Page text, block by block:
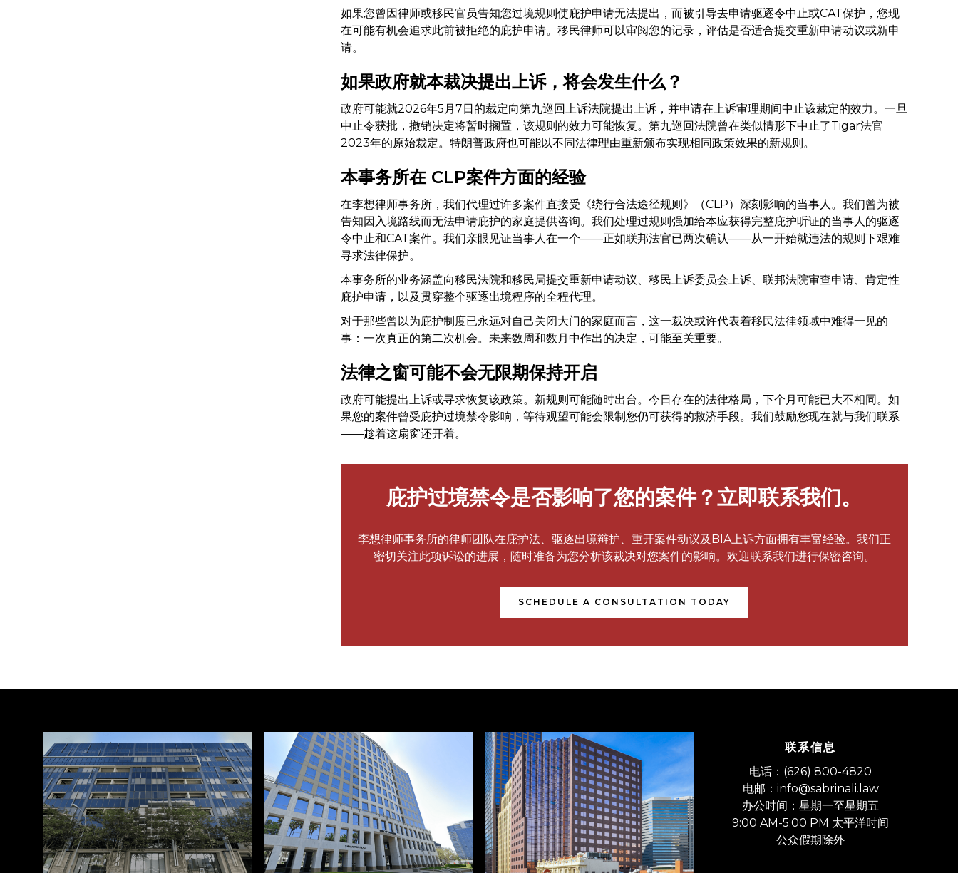
如果您曾因律师或移民官员告知您过境规则使庇护申请无法提出，而被引导去申请驱逐令中止或CAT保护，您现
在可能有机会追求此前被拒绝的庇护申请。移民律师可以审阅您的记录，评估是否适合提交重新申请动议或新申
请。
如果政府就本裁决提出上诉，将会发生什么？
政府可能就2026年5月7日的裁定向第九巡回上诉法院提出上诉，并申请在上诉审理期间中止该裁定的效力。一旦
中止令获批，撤销决定将暂时搁置，该规则的效力可能恢复。第九巡回法院曾在类似情形下中止了Tigar法官
2023年的原始裁定。特朗普政府也可能以不同法律理由重新颁布实现相同政策效果的新规则。
本事务所在 CLP案件方面的经验
在李想律师事务所，我们代理过许多案件直接受《绕行合法途径规则》（CLP）深刻影响的当事人。我们曾为被
告知因入境路线而无法申请庇护的家庭提供咨询。我们处理过规则强加给本应获得完整庇护听证的当事人的驱逐
令中止和CAT案件。我们亲眼见证当事人在一个——正如联邦法官已两次确认——从一开始就违法的规则下艰难
寻求法律保护。
本事务所的业务涵盖向移民法院和移民局提交重新申请动议、移民上诉委员会上诉、联邦法院审查申请、肯定性
庇护申请，以及贯穿整个驱逐出境程序的全程代理。
对于那些曾以为庇护制度已永远对自己关闭大门的家庭而言，这一裁决或许代表着移民法律领域中难得一见的
事：一次真正的第二次机会。未来数周和数月中作出的决定，可能至关重要。
法律之窗可能不会无限期保持开启
政府可能提出上诉或寻求恢复该政策。新规则可能随时出台。今日存在的法律格局，下个月可能已大不相同。如
果您的案件曾受庇护过境禁令影响，等待观望可能会限制您仍可获得的救济手段。我们鼓励您现在就与我们联系
——趁着这扇窗还开着。
庇护过境禁令是否影响了您的案件？立即联系我们。
李想律师事务所的律师团队在庇护法、驱逐出境辩护、重开案件动议及BIA上诉方面拥有丰富经验。我们正
密切关注此项诉讼的进展，随时准备为您分析该裁决对您案件的影响。欢迎联系我们进行保密咨询。
SCHEDULE A CONSULTATION TODAY
联系信息
​电话：(626) 800-4820
电邮：info@sabrinali.law
办公时间：星期一至星期五
9:00 AM-5:00 PM 太平洋时间
​公众假期除外